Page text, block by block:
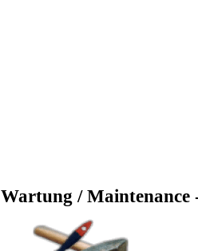
Wartung / Maintenance